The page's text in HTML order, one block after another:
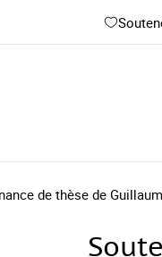
de thèse de